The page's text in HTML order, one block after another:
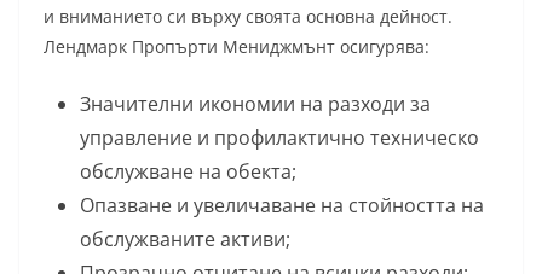
и вниманието си върху своята основна дейност.
Лендмарк Пропърти Мениджмънт осигурява:
Значителни икономии на разходи за
управление и профилактично техническо
обслужване на обекта;
Опазване и увеличаване на стойността на
обслужваните активи;